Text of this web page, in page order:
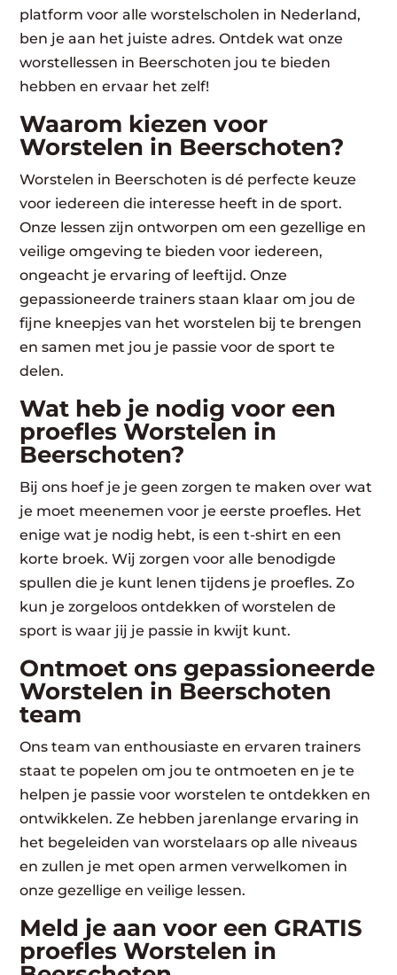
platform voor alle worstelscholen in Nederland,
ben je aan het juiste adres. Ontdek wat onze
worstellessen in Beerschoten jou te bieden
hebben en ervaar het zelf!
Waarom kiezen voor
Worstelen in Beerschoten?
Worstelen in Beerschoten is dé perfecte keuze
voor iedereen die interesse heeft in de sport.
Onze lessen zijn ontworpen om een gezellige en
veilige omgeving te bieden voor iedereen,
ongeacht je ervaring of leeftijd. Onze
gepassioneerde trainers staan klaar om jou de
fijne kneepjes van het worstelen bij te brengen
en samen met jou je passie voor de sport te
delen.
Wat heb je nodig voor een
proefles Worstelen in
Beerschoten?
Bij ons hoef je je geen zorgen te maken over wat
je moet meenemen voor je eerste proefles. Het
enige wat je nodig hebt, is een t-shirt en een
korte broek. Wij zorgen voor alle benodigde
spullen die je kunt lenen tijdens je proefles. Zo
kun je zorgeloos ontdekken of worstelen de
sport is waar jij je passie in kwijt kunt.
Ontmoet ons gepassioneerde
Worstelen in Beerschoten
team
Ons team van enthousiaste en ervaren trainers
staat te popelen om jou te ontmoeten en je te
helpen je passie voor worstelen te ontdekken en
ontwikkelen. Ze hebben jarenlange ervaring in
het begeleiden van worstelaars op alle niveaus
en zullen je met open armen verwelkomen in
onze gezellige en veilige lessen.
Meld je aan voor een GRATIS
proefles Worstelen in